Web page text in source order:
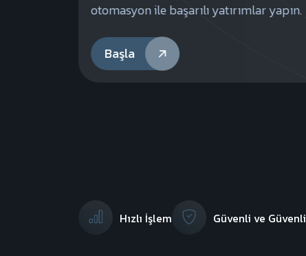
otomasyon ile başarılı yatırımlar yapın.
Başla
Hızlı İşlem Güvenli ve Güvenli